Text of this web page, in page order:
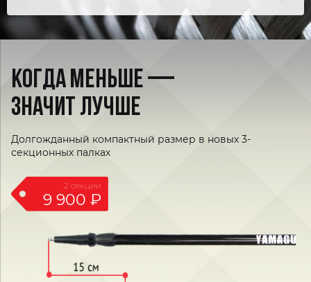
КОГДА МЕНЬШЕ—
ЗНАЧИТ ЛУЧШЕ
Долгожданный компактный размер в новых 3-
секционных палках
2 секции
9 900 ₽